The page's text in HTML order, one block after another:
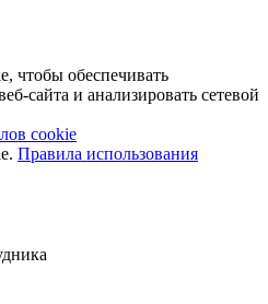
чтобы обеспечивать
сайта и анализировать сетевой
cookie
Правила использования